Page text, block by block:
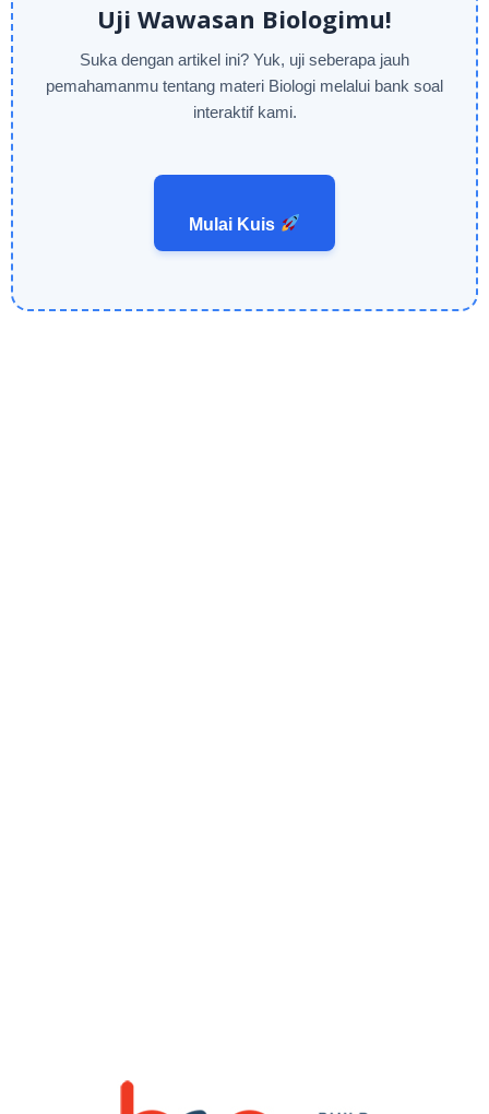
Uji Wawasan Biologimu!
Suka dengan artikel ini? Yuk, uji seberapa jauh
pemahamanmu tentang materi Biologi melalui bank soal
interaktif kami.
Mulai Kuis